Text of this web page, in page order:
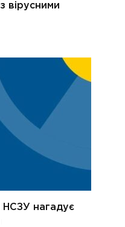
вірусними
НСЗУ нагадує